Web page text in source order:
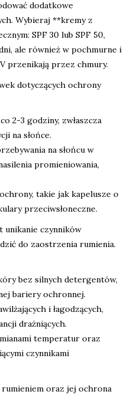
dodatkowe
Wybieraj **kremy z
SPF 30 lub SPF 50,
ale również w pochmurne i
przenikają przez chmury.
dotyczących ochrony
2-3 godziny, zwłaszcza
na słońce.
na słońcu w
promieniowania,
takie jak kapelusze o
przeciwsłoneczne.
unikanie czynników
do zaostrzenia rumienia.
bez silnych detergentów,
bariery ochronnej.
i łagodzących,
drażniących.
temperatur oraz
czynnikami
rumieniem oraz jej ochrona